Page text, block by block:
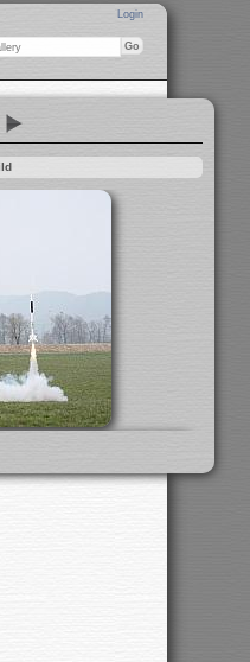
Login